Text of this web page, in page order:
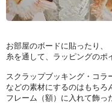
お部屋のボードに貼ったり、
糸を通して、ラッピングのポ
スクラップブッキング・コラ
などの素材にするのはもちろ
フレーム（額）に入れて飾っ